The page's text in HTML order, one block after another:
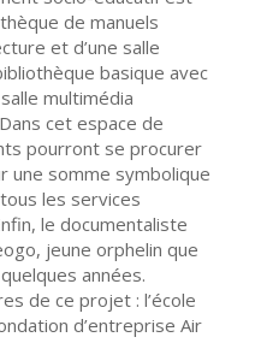
de manuels
et d’une salle
basique avec
multimédia
cet espace de
pourront se procurer
une somme symbolique
les services
le documentaliste
jeune orphelin que
années.
de ce projet : l’école
d’entreprise Air